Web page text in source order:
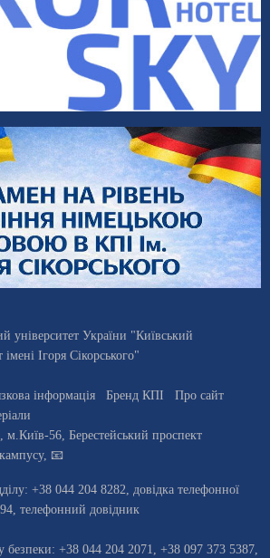
університет України "Київський
Ігоря Сікорського"
інформація Бренд КПІ
Про сайт
, м. Київ-56, Берестейський проспект
, 📧
+38 044 204 8282, довiдка телефонної
, телефонний довідник
безпеки: +38 044 204 2071, +38 097 373 5387,